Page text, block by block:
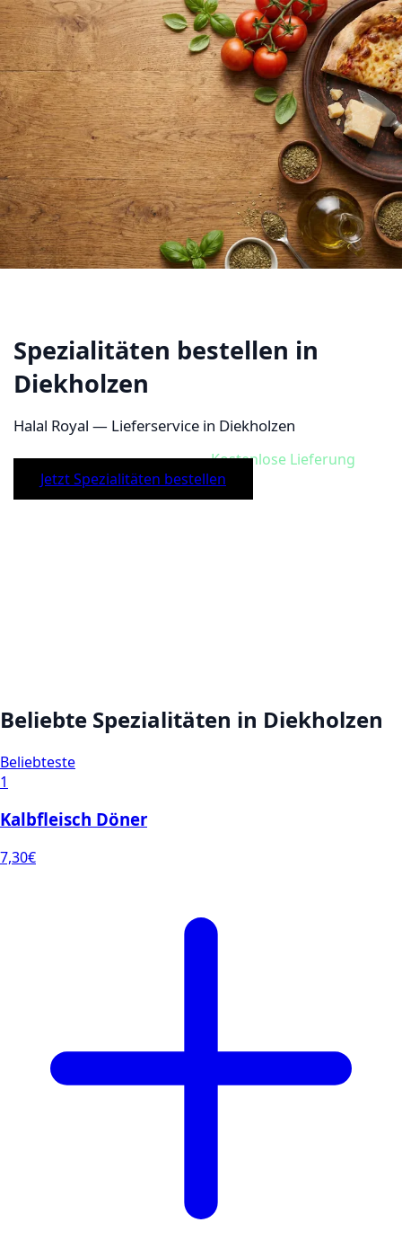
Spezialitäten bestellen in
Diekholzen
Halal Royal — Lieferservice in Diekholzen
★4.4(86)ca.30Min.ab40,00€Kostenlose Lieferung
JetztSpezialitäten bestellen
Beliebte Spezialitäten in Diekholzen
Beliebteste
1
Kalbfleisch Döner
7,30€